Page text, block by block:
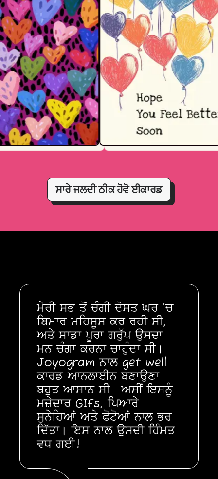
ਸਾਰੇ ਜਲਦੀ ਠੀਕ ਹੋਵੋ ਈਕਾਰਡ
ਮੇਰੀ ਸਭ ਤੋਂ ਚੰਗੀ ਦੋਸਤ ਘਰ ‘ਚ
ਬਿਮਾਰ ਮਹਿਸੂਸ ਕਰ ਰਹੀ ਸੀ,
ਅਤੇ ਸਾਡਾ ਪੂਰਾ ਗਰੁੱਪ ਉਸਦਾ
ਮਨ ਚੰਗਾ ਕਰਨਾ ਚਾਹੁੰਦਾ ਸੀ।
Joyogram ਨਾਲ get well
ਕਾਰਡ ਆਨਲਾਈਨ ਬਣਾਉਣਾ
ਬਹੁਤ ਆਸਾਨ ਸੀ—ਅਸੀਂ ਇਸਨੂੰ
ਮਜ਼ੇਦਾਰ GIFs, ਪਿਆਰੇ
ਸੁਨੇਹਿਆਂ ਅਤੇ ਫੋਟੋਆਂ ਨਾਲ ਭਰ
ਦਿੱਤਾ। ਇਸ ਨਾਲ ਉਸਦੀ ਹਿੰਮਤ
ਵਧ ਗਈ!